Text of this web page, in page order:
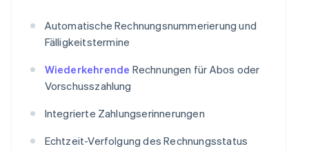
Automatische Rechnungsnummerierung und
Fälligkeitstermine
Wiederkehrende Rechnungen für Abos oder
Vorschusszahlung
Integrierte Zahlungserinnerungen
Echtzeit-Verfolgung des Rechnungsstatus